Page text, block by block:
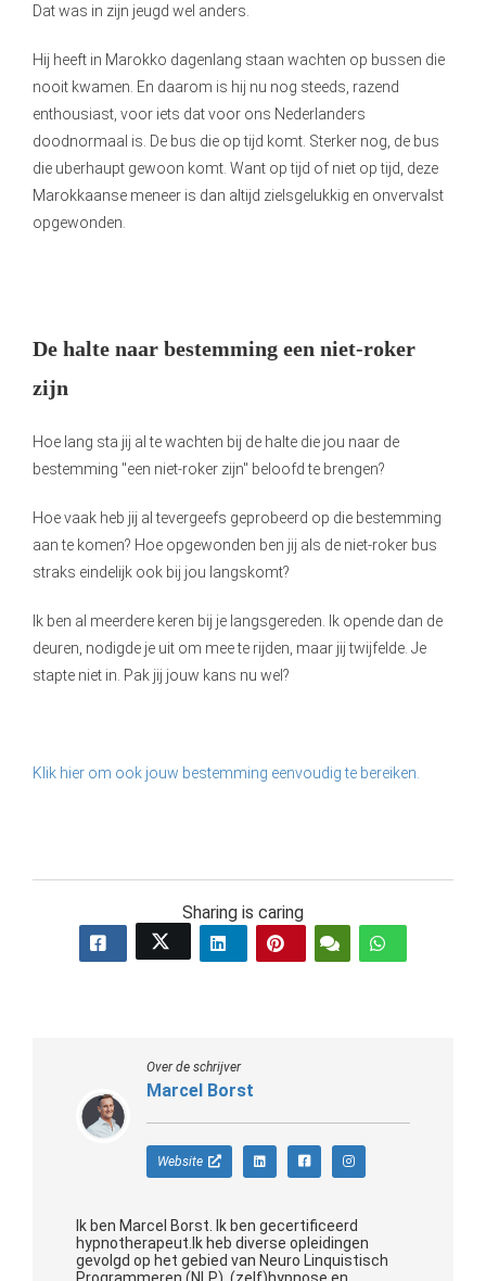
Dat was in zijn jeugd wel anders.
Hij heeft in Marokko dagenlang staan wachten op bussen die
nooit kwamen. En daarom is hij nu nog steeds, razend
enthousiast, voor iets dat voor ons Nederlanders
doodnormaal is. De bus die op tijd komt. Sterker nog, de bus
die uberhaupt gewoon komt. Want op tijd of niet op tijd, deze
Marokkaanse meneer is dan altijd zielsgelukkig en onvervalst
opgewonden.
De halte naar bestemming een niet-roker
zijn
Hoe lang sta jij al te wachten bij de halte die jou naar de
bestemming "een niet-roker zijn" beloofd te brengen?
Hoe vaak heb jij al tevergeefs geprobeerd op die bestemming
aan te komen? Hoe opgewonden ben jij als de niet-roker bus
straks eindelijk ook bij jou langskomt?
Ik ben al meerdere keren bij je langsgereden. Ik opende dan de
deuren, nodigde je uit om mee te rijden, maar jij twijfelde. Je
stapte niet in. Pak jij jouw kans nu wel?
Klik hier om ook jouw bestemming eenvoudig te bereiken.
Sharing is caring
Over de schrijver
Marcel Borst
Website
Ik ben Marcel Borst. Ik ben gecertificeerd
hypnotherapeut.Ik heb diverse opleidingen
gevolgd op het gebied van Neuro Linquistisch